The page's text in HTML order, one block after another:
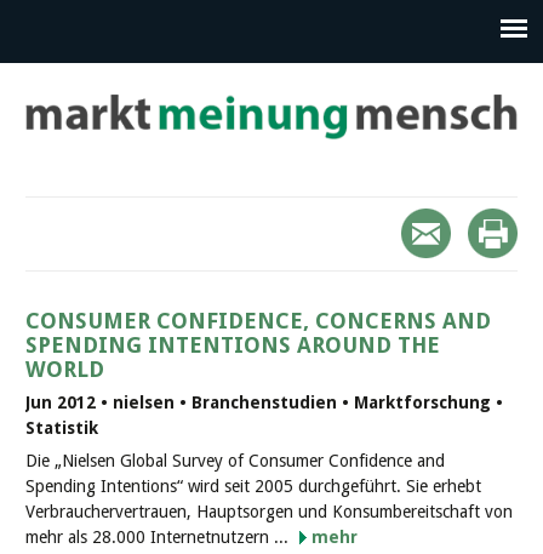
CONSUMER CONFIDENCE, CONCERNS AND
SPENDING INTENTIONS AROUND THE
WORLD
Jun 2012 • nielsen • Branchenstudien • Marktforschung •
Statistik
Die „Nielsen Global Survey of Consumer Confidence and
Spending Intentions“ wird seit 2005 durchgeführt. Sie erhebt
Verbrauchervertrauen, Hauptsorgen und Konsumbereitschaft von
mehr als 28.000 Internetnutzern ...
mehr